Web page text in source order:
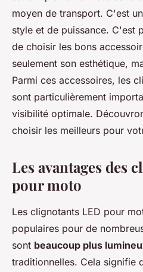
moyen de transport. C'est
style et de puissance. C'est
de choisir les bons
seulement son esthétique,
Parmi ces accessoires, les
sont particulièrement
visibilité optimale.
choisir les meilleurs pour
Les avantages des
pour moto
Les clignotants LED pour
populaires pour de
sont beaucoup plus
traditionnelles. Cela signifie